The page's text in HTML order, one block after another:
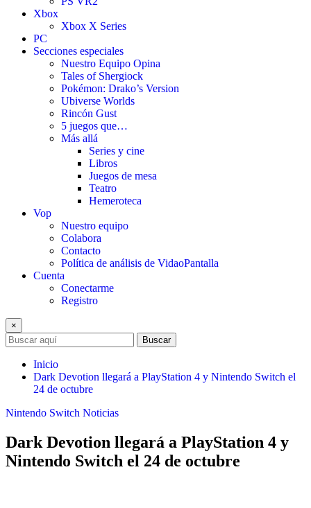
Xbox
Xbox X Series
PC
Secciones especiales
Nuestro Equipo Opina
Tales of Shergiock
Pokémon: Drako’s Version
Ubiverse Worlds
Rincón Gust
5 juegos que…
Más allá
Series y cine
Libros
Juegos de mesa
Teatro
Hemeroteca
Vop
Nuestro equipo
Colabora
Contacto
Política de análisis de VidaoPantalla
Cuenta
Conectarme
Registro
×
Buscar
Inicio
Dark Devotion llegará a PlayStation 4 y Nintendo Switch el
24 de octubre
Nintendo Switch Noticias
Dark Devotion llegará a PlayStation 4 y
Nintendo Switch el 24 de octubre